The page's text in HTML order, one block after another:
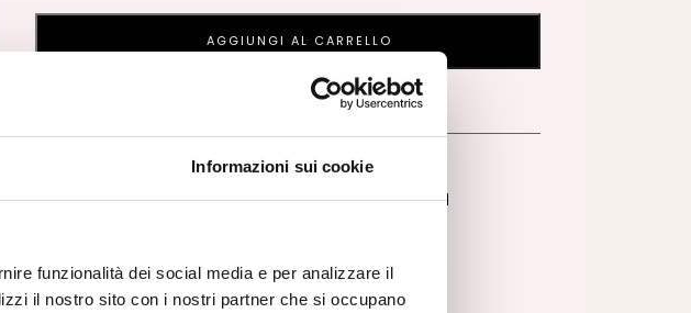
Informazioni sui cookie
funzionalità dei social media e per analizzare il
il nostro sito con i nostri partner che si occupano
OVER
AGGIUNGI AL CARRELLO
INFORMAZIONI AGGIUNTIVE
TAGLIA MODELLA
42 IT – H. 177 CM
CONDIZIONI
OTTIME